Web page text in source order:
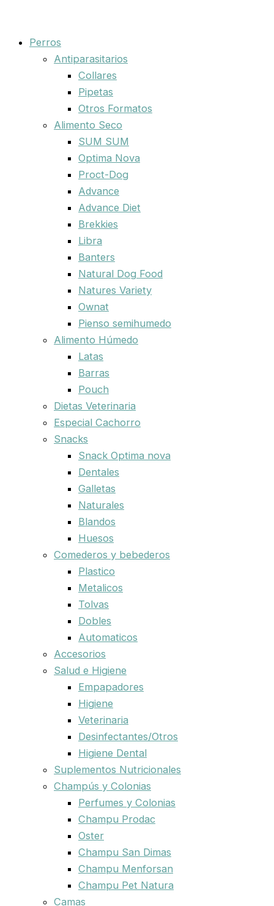
Perros
Antiparasitarios
Collares
Pipetas
Otros Formatos
Alimento Seco
SUM SUM
Optima Nova
Proct-Dog
Advance
Advance Diet
Brekkies
Libra
Banters
Natural Dog Food
Natures Variety
Ownat
Pienso semihumedo
Alimento Húmedo
Latas
Barras
Pouch
Dietas Veterinaria
Especial Cachorro
Snacks
Snack Optima nova
Dentales
Galletas
Naturales
Blandos
Huesos
Comederos y bebederos
Plastico
Metalicos
Tolvas
Dobles
Automaticos
Accesorios
Salud e Higiene
Empapadores
Higiene
Veterinaria
Desinfectantes/Otros
Higiene Dental
Suplementos Nutricionales
Champús y Colonias
Perfumes y Colonias
Champu Prodac
Oster
Champu San Dimas
Champu Menforsan
Champu Pet Natura
Camas